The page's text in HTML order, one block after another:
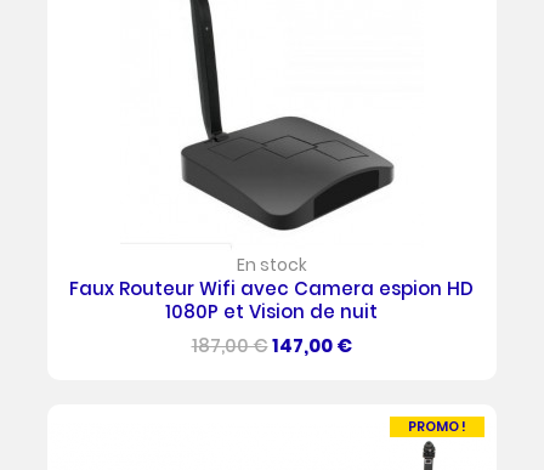
En stock
Faux Routeur Wifi avec Camera espion HD
1080P et Vision de nuit
Prix
187,00 €Prix
147,00 €
PROMO !